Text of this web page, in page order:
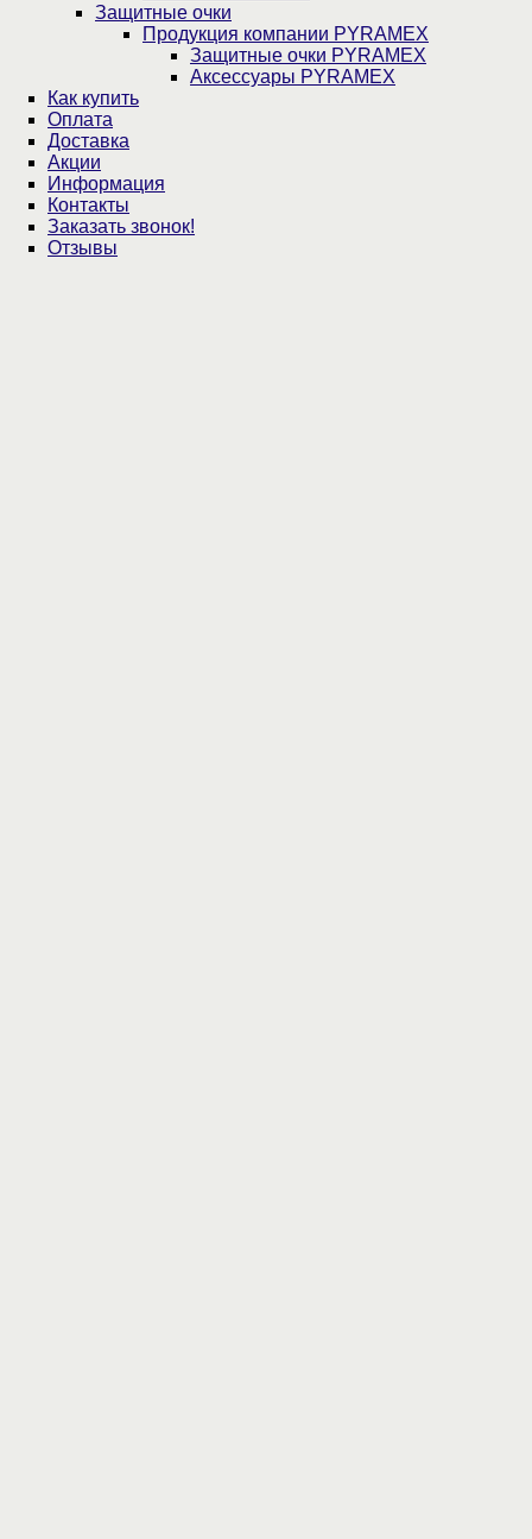
Защитные очки
Продукция компании PYRAMEX
Защитные очки PYRAMEX
Аксессуары PYRAMEX
Как купить
Оплата
Доставка
Акции
Информация
Контакты
Заказать звонок!
Отзывы